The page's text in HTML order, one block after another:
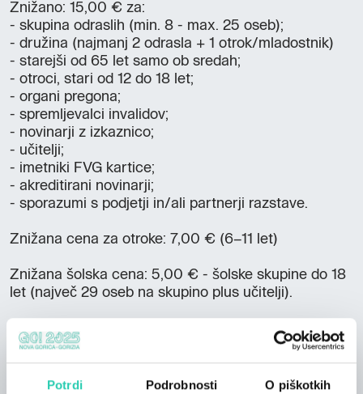
Potrdi Podrobnosti O piškotkih
Znižano: 15,00 € za:
- skupina odraslih (min. 8 - max. 25 oseb);
- družina (najmanj 2 odrasla + 1 otrok/mladostnik)
- starejši od 65 let samo ob sredah;
- otroci, stari od 12 do 18 let;
- organi pregona;
- spremljevalci invalidov;
- novinarji z izkaznico;
- učitelji;
- imetniki FVG kartice;
- akreditirani novinarji;
- sporazumi s podjetji in/ali partnerji razstave.
Znižana cena za otroke: 7,00 € (6–11 let)
Znižana šolska cena: 5,00 € - šolske skupine do 18
let (največ 29 oseb na skupino plus učitelji).
Znižana cena za študente: 11,00 €, velja od
ponedeljka do četrtka, ob predložitvi univerzitetne
izkaznice.